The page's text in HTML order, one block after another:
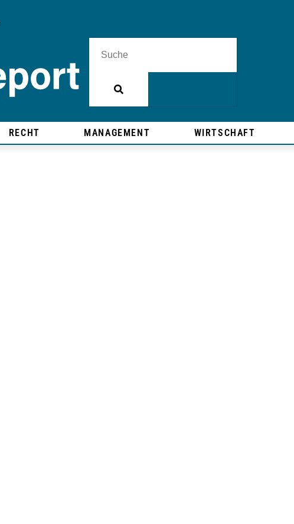
RECHT MANAGEMENT WIRTSCHAFT